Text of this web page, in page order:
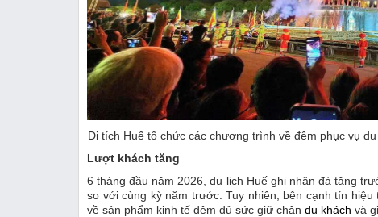
Di tích Huế tổ chức các chương trình về đêm phục vụ
Lượt khách tăng
6 tháng đầu năm 2026, du lịch Huế ghi nhận đà tăng
so với cùng kỳ năm trước. Tuy nhiên, bên cạnh tín
về sản phẩm kinh tế đêm đủ sức giữ chân du khách và